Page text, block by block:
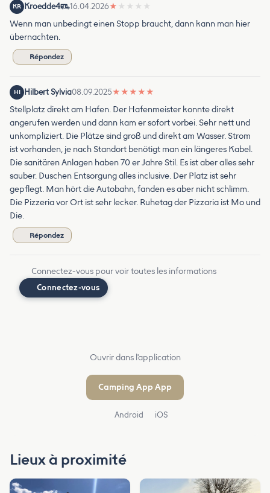
KR Kroedde4 16.04.2026★ ★ ★ ★ ★
Wenn man unbedingt einen Stopp braucht, dann kann man hier
übernachten.
Répondez
HI Hilbert Sylvia08.09.2025★ ★ ★ ★ ★
Stellplatz direkt am Hafen. Der Hafenmeister konnte direkt
angerufen werden und dann kam er sofort vorbei. Sehr nett und
unkompliziert. Die Plätze sind groß und direkt am Wasser. Strom
ist vorhanden, je nach Standort benötigt man ein längeres Kabel.
Die sanitären Anlagen haben 70 er Jahre Stil. Es ist aber alles sehr
sauber. Duschen Entsorgung alles inclusive. Der Platz ist sehr
gepflegt. Man hört die Autobahn, fanden es aber nicht schlimm.
Die Pizzeria vor Ort ist sehr lecker. Ruhetag der Pizzaria ist Mo und
Die.
Répondez
Connectez-vous pour voir toutes les informations
Connectez-vous
Ouvrir dans l'application
Camping App App
Android iOS
Lieux à proximité